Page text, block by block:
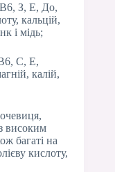
З, Е, До,
кальцій,
і мідь;
С, Е,
калій,
високим
багаті на
кислоту,